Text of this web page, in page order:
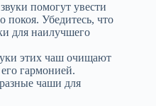
помогут увести
покоя. Убедитесь, что
для наилучшего
этих чаш очищают
гармонией.
чаши для